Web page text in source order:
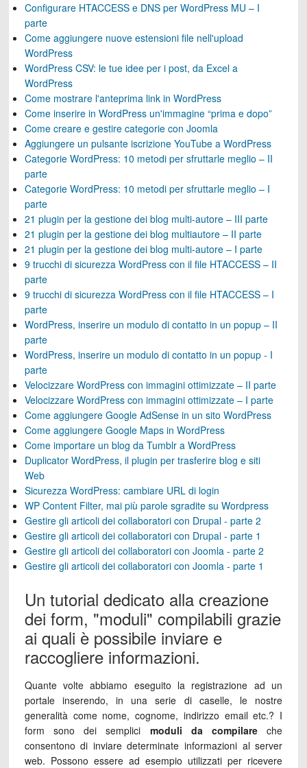
Configurare HTACCESS e DNS per WordPress MU – I
parte
Come aggiungere nuove estensioni file nell'upload
WordPress
WordPress CSV: le tue idee per i post, da Excel a
WordPress
Come mostrare l'anteprima link in WordPress
Come inserire in WordPress un'immagine “prima e dopo”
Come creare e gestire categorie con Joomla
Aggiungere un pulsante iscrizione YouTube a WordPress
Categorie WordPress: 10 metodi per sfruttarle meglio – II
parte
Categorie WordPress: 10 metodi per sfruttarle meglio – I
parte
21 plugin per la gestione dei blog multi-autore – III parte
21 plugin per la gestione dei blog multiautore – II parte
21 plugin per la gestione dei blog multi-autore – I parte
9 trucchi di sicurezza WordPress con il file HTACCESS – II
parte
9 trucchi di sicurezza WordPress con il file HTACCESS – I
parte
WordPress, inserire un modulo di contatto in un popup – II
parte
WordPress, inserire un modulo di contatto in un popup - I
parte
Velocizzare WordPress con immagini ottimizzate – II parte
Velocizzare WordPress con immagini ottimizzate – I parte
Come aggiungere Google AdSense in un sito WordPress
Come aggiungere Google Maps in WordPress
Come importare un blog da Tumblr a WordPress
Duplicator WordPress, il plugin per trasferire blog e siti
Web
Sicurezza WordPress: cambiare URL di login
WP Content Filter, mai più parole sgradite su Wordpress
Gestire gli articoli dei collaboratori con Drupal - parte 2
Gestire gli articoli dei collaboratori con Drupal - parte 1
Gestire gli articoli dei collaboratori con Joomla - parte 2
Gestire gli articoli dei collaboratori con Joomla - parte 1
Un tutorial dedicato alla creazione
dei form, "moduli" compilabili grazie
ai quali è possibile inviare e
raccogliere informazioni.
Quante volte abbiamo eseguito la registrazione ad un
portale inserendo, in una serie di caselle, le nostre
generalità come nome, cognome, indirizzo email etc.? I
form sono dei semplici moduli da compilareche
consentono di inviare determinate informazioni al server
web. Possono essere ad esempio utilizzati per ricevere